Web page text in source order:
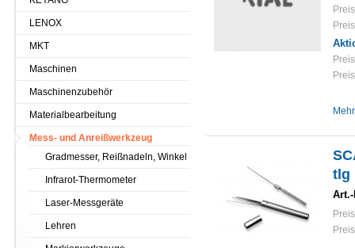
tlg
Art.-
LENOX
MKT
Maschinen
Maschinenzubehör
Materialbearbeitung
Mess- und Anreißwerkzeug
Gradmesser, Reißnadeln, Winkel
Infrarot-Thermometer
Laser-Messgeräte
Lehren